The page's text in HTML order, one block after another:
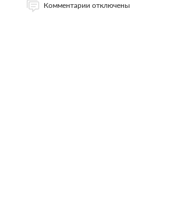
Комментарии отключены